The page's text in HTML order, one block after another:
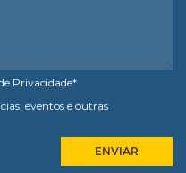
Privacidade*
eventos e outras